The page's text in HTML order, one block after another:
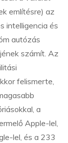
említésre) az
intelligencia és
autózás
számít. Az
felismerte,
a
Apple-lel,
lel, és a 233